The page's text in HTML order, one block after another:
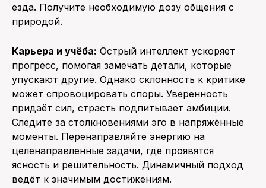
езда. Получите необходимую дозу общения с
природой.
Карьера и учёба: Острый интеллект ускоряет
прогресс, помогая замечать детали, которые
упускают другие. Однако склонность к критике
может спровоцировать споры. Уверенность
придаёт сил, страсть подпитывает амбиции.
Следите за столкновениями эго в напряжённые
моменты. Перенаправляйте энергию на
целенаправленные задачи, где проявятся
ясность и решительность. Динамичный подход
ведёт к значимым достижениям.